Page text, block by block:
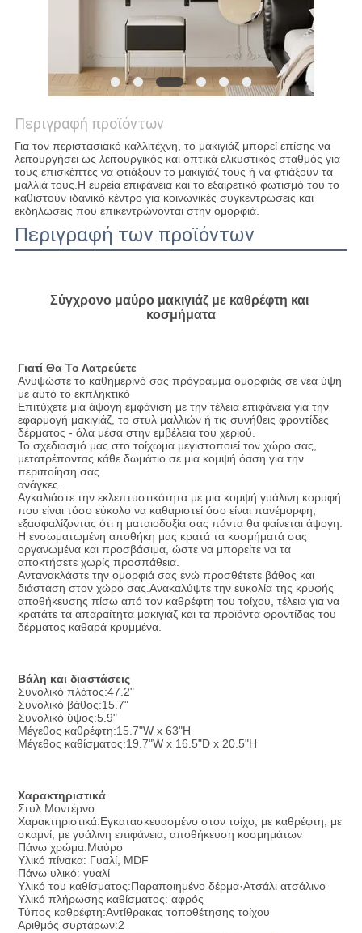
ΠΟΛΙΤΙΚΉ
ΜΥΣΤΙΚΌΤΗΤΑΣ
Περιγραφή προϊόντων
Για τον περιστασιακό καλλιτέχνη, το μακιγιάζ μπορεί επίσης να
λειτουργήσει ως λειτουργικός και οπτικά ελκυστικός σταθμός για
τους επισκέπτες να φτιάξουν το μακιγιάζ τους ή να φτιάξουν τα
μαλλιά τους.Η ευρεία επιφάνεια και το εξαιρετικό φωτισμό του το
καθιστούν ιδανικό κέντρο για κοινωνικές συγκεντρώσεις και
εκδηλώσεις που επικεντρώνονται στην ομορφιά.
Περιγραφή των προϊόντων
Σύγχρονο μαύρο μακιγιάζ με καθρέφτη και
κοσμήματα
Γιατί Θα Το Λατρεύετε
Ανυψώστε το καθημερινό σας πρόγραμμα ομορφιάς σε νέα ύψη
με αυτό το εκπληκτικό
Επιτύχετε μια άψογη εμφάνιση με την τέλεια επιφάνεια για την
εφαρμογή μακιγιάζ, το στυλ μαλλιών ή τις συνήθεις φροντίδες
δέρματος - όλα μέσα στην εμβέλεια του χεριού.
Το σχεδιασμό μας στο τοίχωμα μεγιστοποιεί τον χώρο σας,
μετατρέποντας κάθε δωμάτιο σε μια κομψή όαση για την
περιποίηση σας
ανάγκες.
Αγκαλιάστε την εκλεπτυστικότητα με μια κομψή γυάλινη κορυφή
που είναι τόσο εύκολο να καθαριστεί όσο είναι πανέμορφη,
εξασφαλίζοντας ότι η ματαιοδοξία σας πάντα θα φαίνεται άψογη.
Η ενσωματωμένη αποθήκη μας κρατά τα κοσμήματά σας
οργανωμένα και προσβάσιμα, ώστε να μπορείτε να τα
αποκτήσετε χωρίς προσπάθεια.
Αντανακλάστε την ομορφιά σας ενώ προσθέτετε βάθος και
διάσταση στον χώρο σας.Ανακαλύψτε την ευκολία της κρυφής
αποθήκευσης πίσω από τον καθρέφτη του τοίχου, τέλεια για να
κρατάτε τα απαραίτητα μακιγιάζ και τα προϊόντα φροντίδας του
δέρματος καθαρά κρυμμένα.
Βάλη και διαστάσεις
Συνολικό πλάτος:47.2"
Συνολικό βάθος:15.7"
Συνολικό ύψος:5.9"
Μέγεθος καθρέφτη:15.7"W x 63"H
Μέγεθος καθίσματος:19.7"W x 16.5"D x 20.5"H
Χαρακτηριστικά
Στυλ:Μοντέρνο
Χαρακτηριστικά:Εγκατασκευασμένο στον τοίχο, με καθρέφτη, με
σκαμνί, με γυάλινη επιφάνεια, αποθήκευση κοσμημάτων
Πάνω χρώμα:Μαύρο
Υλικό πίνακα: Γυαλί, MDF
Πάνω υλικό: γυαλί
Υλικό του καθίσματος:Παραποιημένο δέρμα·Ατσάλι ατσάλινο
Υλικό πλήρωσης καθίσματος: αφρός
Τύπος καθρέφτη:Αντίθρακας τοποθέτησης τοίχου
Αριθμός συρτάρων:2